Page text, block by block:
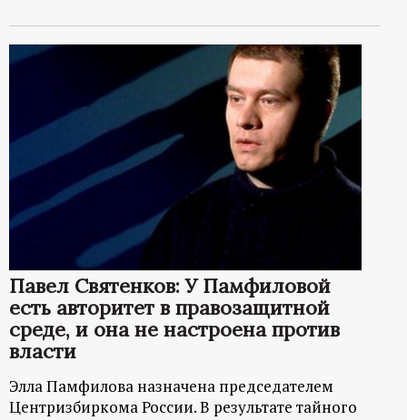
Павел Святенков: У Памфиловой
есть авторитет в правозащитной
среде, и она не настроена против
власти
Элла Памфилова назначена председателем
Центризбиркома России. В результате тайного